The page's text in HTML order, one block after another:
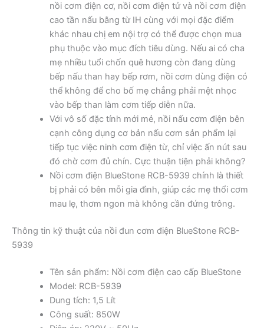
nồi cơm điện cơ, nồi cơm điện tử và nồi cơm điện
cao tần nấu bằng từ IH cùng với mọi đặc điểm
khác nhau chị em nội trợ có thể được chọn mua
phụ thuộc vào mục đích tiêu dùng. Nếu ai có cha
mẹ nhiều tuổi chốn quê hương còn đang dùng
bếp nấu than hay bếp rơm, nồi cơm dùng điện có
thể không để cho bố mẹ chẳng phải mệt nhọc
vào bếp than làm cơm tiếp diễn nữa.
Với vô số đặc tính mới mẻ, nồi nấu cơm điện bên
cạnh công dụng cơ bản nấu cơm sản phẩm lại
tiếp tục việc ninh cơm điện từ, chỉ việc ấn nút sau
đó chờ cơm đủ chín. Cực thuận tiện phải không?
Nồi cơm điện BlueStone RCB-5939 chính là thiết
bị phải có bên mỗi gia đình, giúp các mẹ thổi cơm
mau lẹ, thơm ngon mà không cần đứng trông.
Thông tin kỹ thuật của nồi đun cơm điện BlueStone RCB-
5939
Tên sản phẩm: Nồi cơm điện cao cấp BlueStone
Model: RCB-5939
Dung tích: 1,5 Lít
Công suất: 850W